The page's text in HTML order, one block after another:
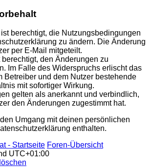
berechtigt, die Nutzungsbedingungen
zu ändern. Die Änderung
per E-Mail mitgeteilt.
berechtigt, den Änderungen zu
Im Falle des Widerspruchs erlischt das
Betreiber und dem Nutzer bestehende
mit sofortiger Wirkung.
gelten als anerkannt und verbindlich,
den Änderungen zugestimmt hat.
Umgang mit deinen persönlichen
enthalten.
- Startseite Foren-Übersicht
UTC+01:00